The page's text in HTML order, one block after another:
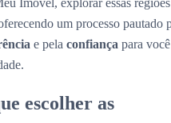
Imóvel, explorar essas
um processo pautado
e pela confiança para
escolher as